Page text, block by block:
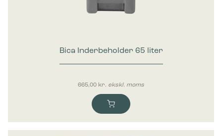
Bica Inderbeholder 65 liter
665,00 kr. ekskl. moms